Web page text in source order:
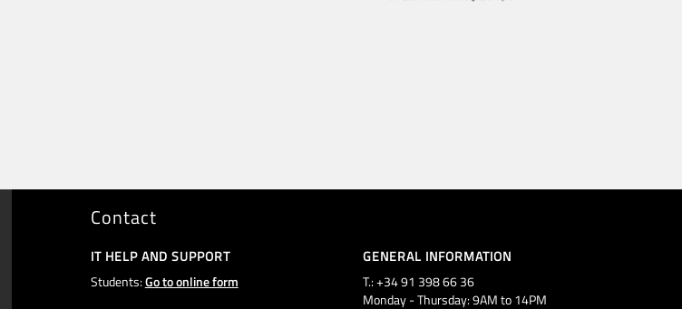
Contact
IT HELP AND SUPPORT
Students:Go to online form
GENERAL INFORMATION
T.: +34 91 398 66 36
Monday - Thursday: 9AM to 14PM